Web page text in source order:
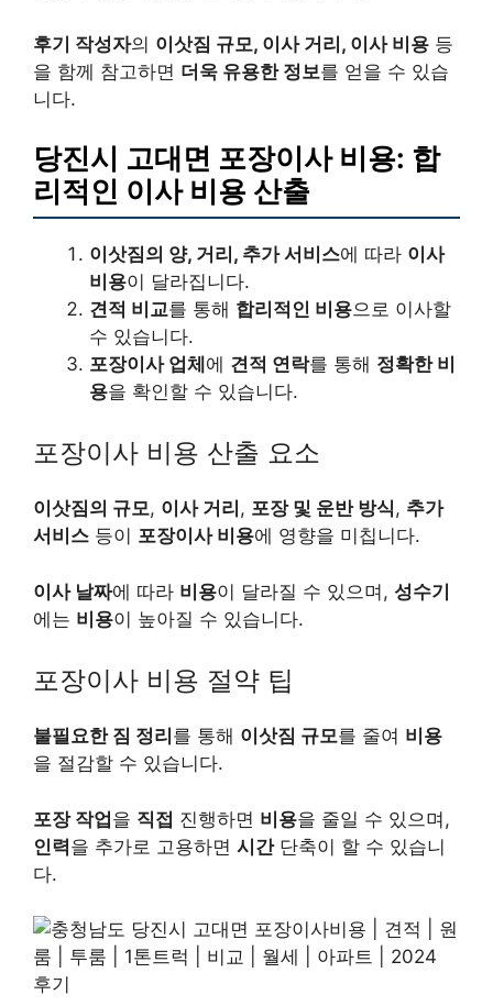
후기 작성자의 이삿짐 규모, 이사 거리, 이사 비용 등
을 함께 참고하면 더욱 유용한 정보를 얻을 수 있습
니다.
당진시 고대면 포장이사 비용: 합
리적인 이사 비용 산출
이삿짐의 양, 거리, 추가 서비스에 따라 이사
비용이 달라집니다.
견적 비교를 통해 합리적인 비용으로 이사할
수 있습니다.
포장이사 업체에 견적 연락를 통해 정확한 비
용을 확인할 수 있습니다.
포장이사 비용 산출 요소
이삿짐의 규모, 이사 거리 , 포장 및 운반 방식, 추가
서비스 등이 포장이사 비용에 영향을 미칩니다.
이사 날짜에 따라 비용이 달라질 수 있으며, 성수기
에는 비용이 높아질 수 있습니다.
포장이사 비용 절약 팁
불필요한 짐 정리 를 통해 이삿짐 규모를 줄여 비용
을 절감할 수 있습니다.
포장 작업을 직접 진행하면 비용을 줄일 수 있으며,
인력을 추가로 고용하면 시간단축이 할 수 있습니
다.